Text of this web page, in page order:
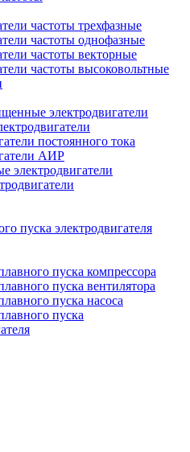
частоты трехфазные
частоты однофазные
частоты векторные
частоты высоковольтные
электродвигатели
постоянного тока
АИР
электродвигатели
пуска электродвигателя
пуска компрессора
пуска вентилятора
пуска насоса
пуска